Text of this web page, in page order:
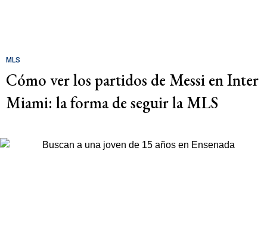
MLS
Cómo ver los partidos de Messi en Inter
Miami: la forma de seguir la MLS